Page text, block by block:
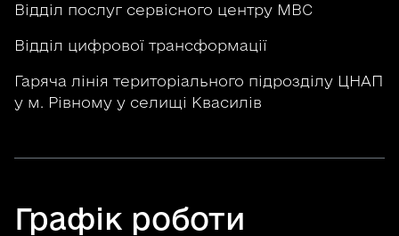
Відділ послуг сервісного центру МВС
Відділ цифрової трансформації
Гаряча лінія територіального підрозділу ЦНАП
у м. Рівному у селищі Квасилів
Графік роботи